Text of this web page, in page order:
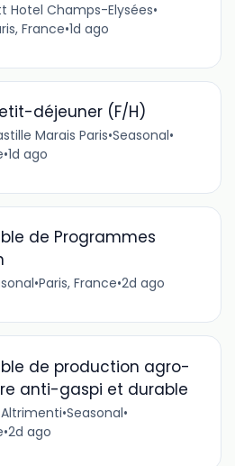
Hotel Champs-Elysées•
France•1d ago
déjeuner (F/H)
Marais Paris•Seasonal•
•1d ago
de Programmes
•Paris, France•2d ago
de production agro-
anti-gaspi et durable
•Seasonal•
•2d ago